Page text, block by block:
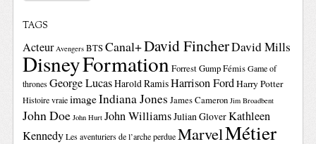
TAGS
Acteur Avengers BTSCanal+David FincherDavid Mills
DisneyFormationForrest GumpFémis Game of
thrones George LucasHarold RamisHarrison FordHarry Potter
Histoire vraie imageIndiana Jones James Cameron Jim Broadbent
John Doe John Hurt John WilliamsJulian GloverKathleen
Kennedy Les aventuriers de l’arche perdue MarvelMétier